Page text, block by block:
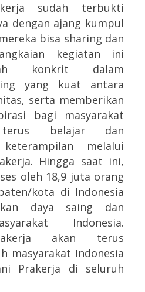
sudah terbukti
dengan ajang kumpul
bisa sharing dan
kegiatan ini
konkrit dalam
yang kuat antara
serta memberikan
bagi masyarakat
belajar dan
keterampilan melalui
Hingga saat ini,
oleh 18,9 juta orang
kota di Indonesia
daya saing dan
Indonesia.
akan terus
masyarakat Indonesia
Prakerja di seluruh